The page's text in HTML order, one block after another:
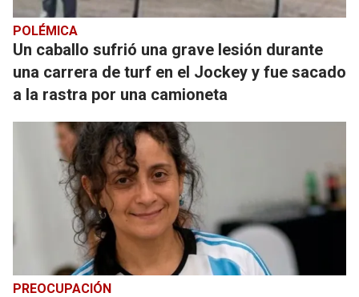
POLÉMICA
Un caballo sufrió una grave lesión durante
una carrera de turf en el Jockey y fue sacado
a la rastra por una camioneta
PREOCUPACIÓN